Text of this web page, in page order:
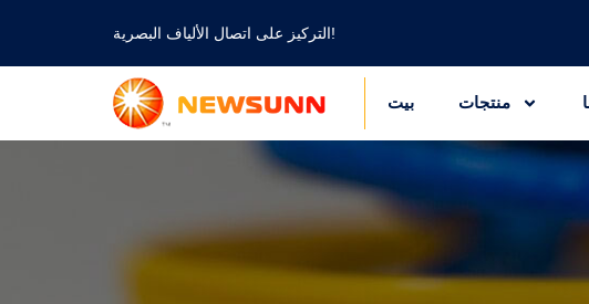
التركيز على اتصال الألياف البصرية!
بيت منتجات